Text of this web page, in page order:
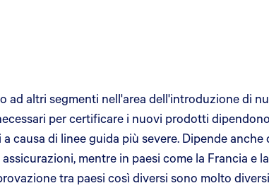
altri segmenti nell'area dell'introduzione di
per certificare i nuovi prodotti
di linee guida più severe. Dipende
mentre in paesi come la Francia e
tra paesi così diversi sono molto